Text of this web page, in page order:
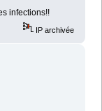
infections!!
IP archivée